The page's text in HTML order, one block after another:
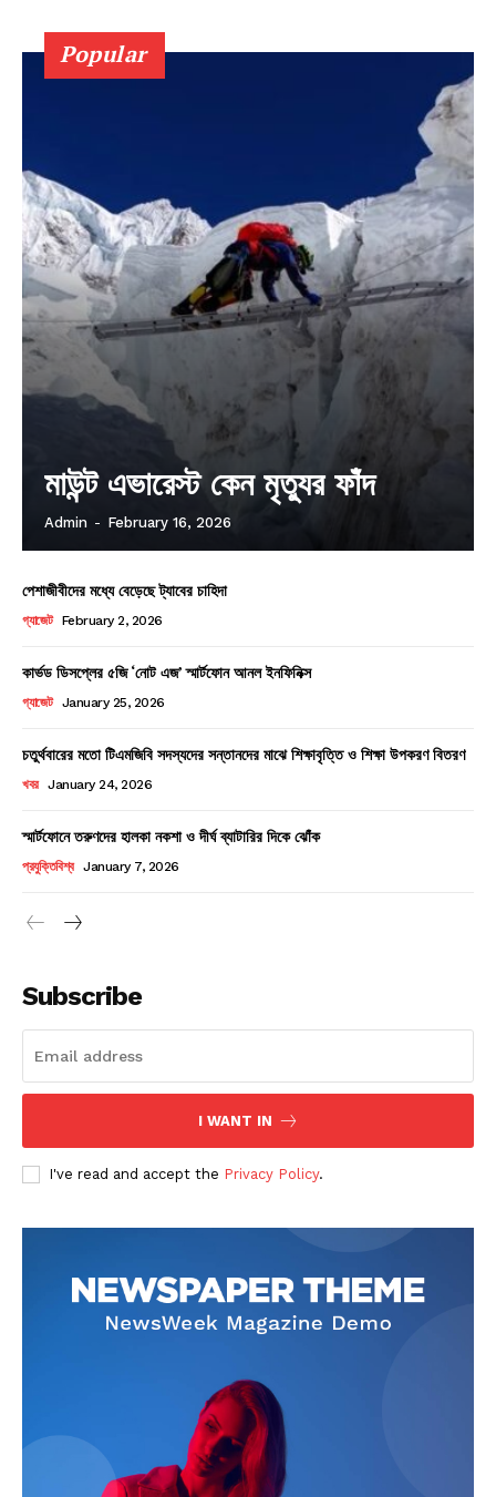
Popular
মাউন্ট এভারেস্ট কেন মৃত্যুর ফাঁদ
Admin - February 16, 2026
পেশাজীবীদের মধ্যে বেড়েছে ট্যাবের চাহিদা
গ্যাজেট February 2, 2026
কার্ভড ডিসপ্লের ৫জি ‘নোট এজ’ স্মার্টফোন আনল ইনফিনিক্স
গ্যাজেট January 25, 2026
চতুর্থবারের মতো টিএমজিবি সদস্যদের সন্তানদের মাঝে শিক্ষাবৃত্তি ও শিক্ষা উপকরণ বিতরণ
খবর January 24, 2026
স্মার্টফোনে তরুণদের হালকা নকশা ও দীর্ঘ ব্যাটারির দিকে ঝোঁক
প্রযুক্তিবিশ্ব January 7, 2026
Subscribe
I WANT IN
I've read and accept the Privacy Policy.